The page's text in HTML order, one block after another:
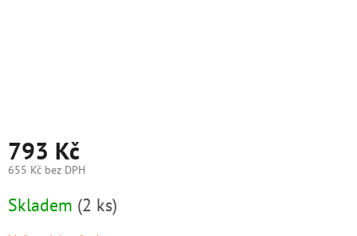
793 Kč
655 Kč bez DPH
cena:
Skladem (2 ks)